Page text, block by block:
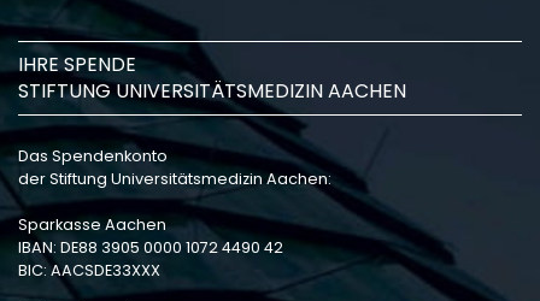
IHRE SPENDE
STIFTUNG UNIVERSITÄTSMEDIZIN AACHEN
Das Spendenkonto
der Stiftung Universitätsmedizin Aachen:
Sparkasse Aachen
IBAN: DE88 3905 0000 1072 4490 42
BIC: AACSDE33XXX